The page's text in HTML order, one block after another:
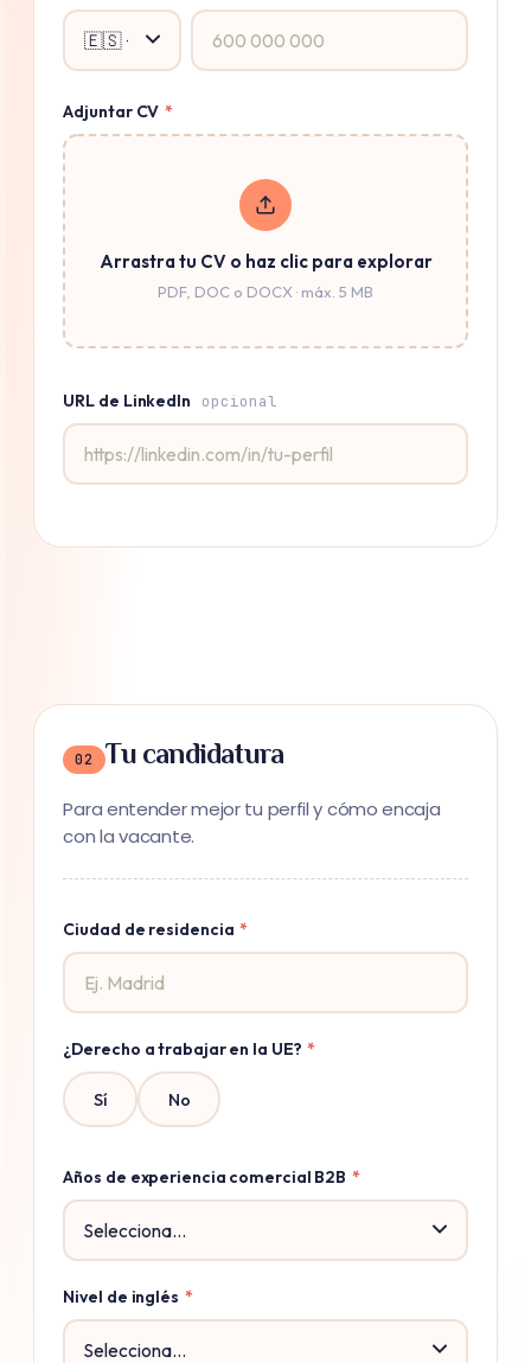
Adjuntar CV *
Arrastra tu CV o haz clic para explorar
PDF, DOC o DOCX · máx. 5 MB
URL de LinkedIn opcional
02 Tu candidatura
Para entender mejor tu perfil y cómo encaja
con la vacante.
Ciudad de residencia *
¿Derecho a trabajar en la UE? *
Sí No
Años de experiencia comercial B2B *
Nivel de inglés *